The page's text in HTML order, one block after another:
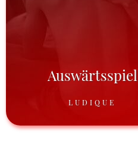
Auswärtsspiel
LUDIQUE